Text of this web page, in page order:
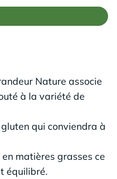
Nature associe
à la variété de
qui conviendra à
matières grasses ce
équilibré.